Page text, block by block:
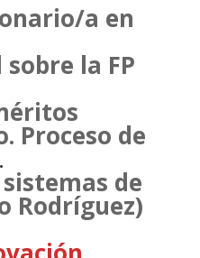
a en
la FP
Proceso de
.
de
Rodríguez)